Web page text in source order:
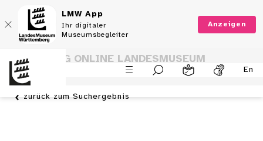
LMW App
Ihr digitaler
Museumsbegleiter
Anzeigen
En
SAMMLUNG ONLINE LANDESMUSEUM
WÜRTTEMBERG
zurück zum Suchergebnis